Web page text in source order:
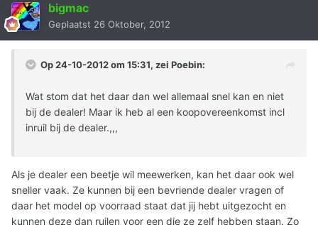
bigmac
Geplaatst 26 Oktober, 2012
Op 24-10-2012 om 15:31, zei Poebin:
Wat stom dat het daar dan wel allemaal snel kan en niet
bij de dealer! Maar ik heb al een koopovereenkomst incl
inruil bij de dealer.,,,
Als je dealer een beetje wil meewerken, kan het daar ook wel
sneller vaak. Ze kunnen bij een bevriende dealer vragen of
daar het model op voorraad staat dat jij hebt uitgezocht en
kunnen deze dan ruilen voor een die ze zelf hebben staan. Zo